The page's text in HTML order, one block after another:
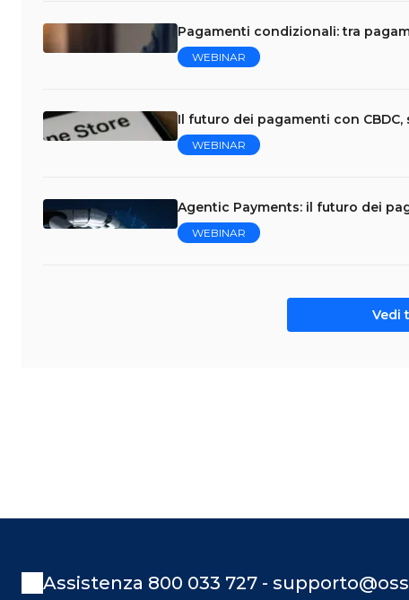
Pagamenti condizionali: tra
WEBINAR
Il futuro dei pagamenti con
WEBINAR
Agentic Payments: il futuro dei
WEBINAR
Vedi
Assistenza 800 033 727 -